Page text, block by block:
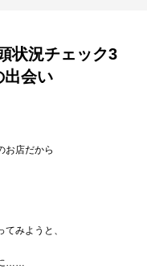
状況チェック3
出会い
お店だから
みようと、
……